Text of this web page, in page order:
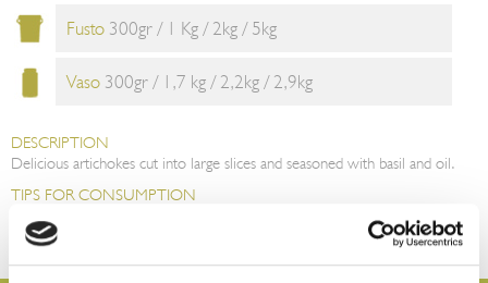
Fusto 300gr / 1 Kg / 2kg / 5kg
Vaso 300gr / 1,7 kg / 2,2kg / 2,9kg
DESCRIPTION
Delicious artichokes cut into large slices and seasoned with basil and oil.
TIPS FOR CONSUMPTION
The artichokes with basil are ready to be enjoyed as a starter. Due to their
pleasant taste, they can also be eaten as a side dish or used to add flavour